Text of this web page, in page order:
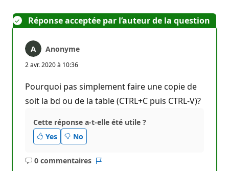
Réponse acceptée par l’auteur de la question
Anonyme
2 avr. 2020 à 10:36
Pourquoi pas simplement faire une copie de
soit la bd ou de la table (CTRL+C puis CTRL-V)?
Cette réponse a-t-elle été utile ?
Yes
No
0 commentaires
Aucun